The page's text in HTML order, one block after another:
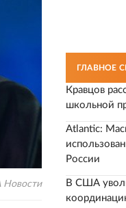
Новости
ГЛАВНОЕ
Кравцов
школьной
Atlantic:
России
В США